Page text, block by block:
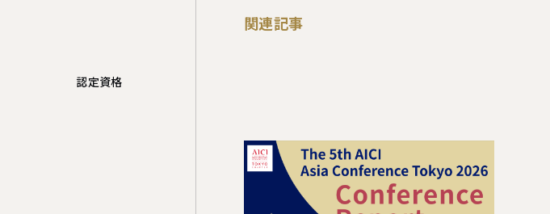
認定資格
関連記事